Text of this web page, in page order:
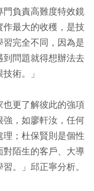
負責高難度特效鏡
最大的收穫，是技
完全不同，因為是
問題就得想辦法去
術。」
更了解彼此的強項
，如廖軒汝，任何
；杜保賢則是個性
陌生的客戶、大導
。」邱正寧分析。